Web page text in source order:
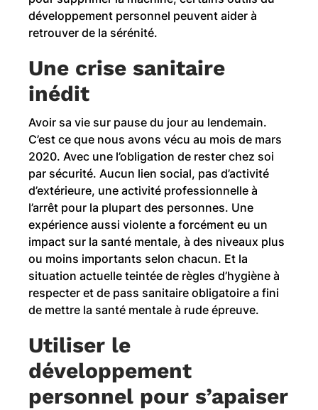
développement personnel peuvent aider à
retrouver de la sérénité.
Une crise sanitaire
inédit
Avoir sa vie sur pause du jour au lendemain.
C’est ce que nous avons vécu au mois de mars
2020. Avec une l’obligation de rester chez soi
par sécurité. Aucun lien social, pas d’activité
d’extérieure, une activité professionnelle à
l’arrêt pour la plupart des personnes. Une
expérience aussi violente a forcément eu un
impact sur la santé mentale, à des niveaux plus
ou moins importants selon chacun. Et la
situation actuelle teintée de règles d’hygiène à
respecter et de pass sanitaire obligatoire a fini
de mettre la santé mentale à rude épreuve.
Utiliser le
développement
personnel pour s’apaiser